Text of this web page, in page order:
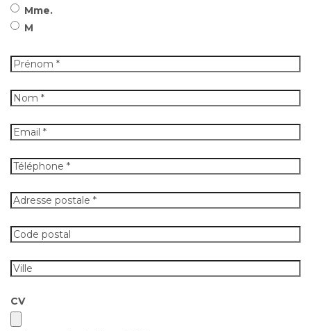
Mme.
M
Prénom
**
Nom
**
E-
mail
Téléphone
Adresse
postale
Code
postal
Ville
CV